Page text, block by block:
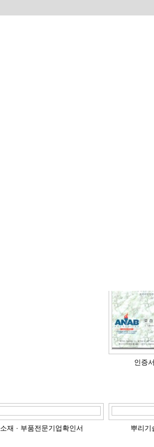
인증
소재 · 부품전문기업확인서 뿌리기